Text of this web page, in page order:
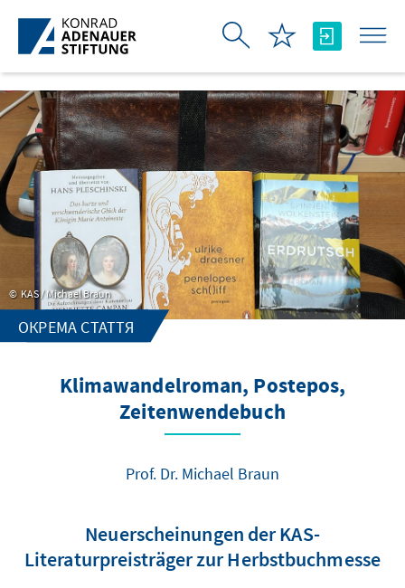
Skip to Main Content
KAS / Michael Braun
ОКРЕМА СТАТТЯ
Klimawandelroman, Postepos,
Zeitenwendebuch
Prof. Dr. Michael Braun
Neuerscheinungen der KAS-
Literaturpreisträger zur Herbstbuchmesse